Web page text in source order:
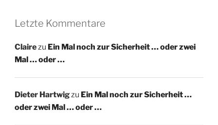
Letzte Kommentare
Clairezu Ein Mal noch zur Sicherheit … oder zwei
Mal … oder …
Dieter Hartwigzu Ein Mal noch zur Sicherheit …
oder zwei Mal … oder …